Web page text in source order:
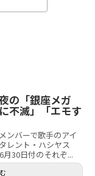
の「銀座メガ
不滅」「エモす
ンバーで歌手のアイ
レント・ハシヤス
30日付のそれぞ...